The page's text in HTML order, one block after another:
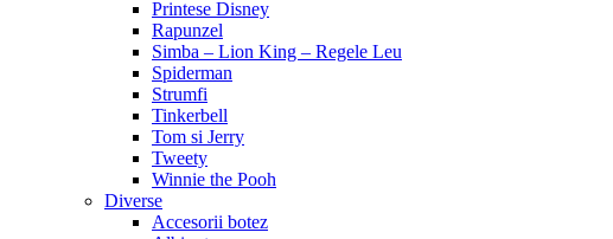
Printese Disney
Rapunzel
Simba – Lion King – Regele Leu
Spiderman
Strumfi
Tinkerbell
Tom si Jerry
Tweety
Winnie the Pooh
Diverse
Accesorii botez